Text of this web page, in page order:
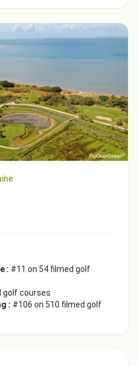
: #11 on 54 filmed golf
golf courses
: #106 on 510 filmed golf